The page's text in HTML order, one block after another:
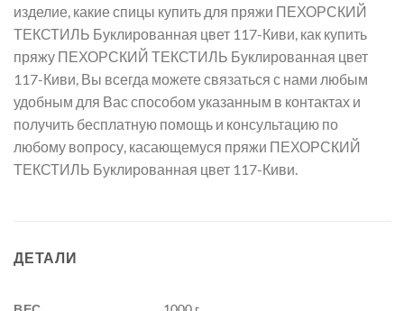
изделие, какие спицы купить для пряжи ПЕХОРСКИЙ
ТЕКСТИЛЬ Буклированная цвет 117-Киви, как купить
пряжу ПЕХОРСКИЙ ТЕКСТИЛЬ Буклированная цвет
117-Киви, Вы всегда можете связаться с нами любым
удобным для Вас способом указанным в контактах и
получить бесплатную помощь и консультацию по
любому вопросу, касающемуся пряжи ПЕХОРСКИЙ
ТЕКСТИЛЬ Буклированная цвет 117-Киви.
ДЕТАЛИ